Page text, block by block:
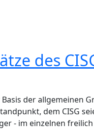
des
der
dem CISG
- im einzelnen